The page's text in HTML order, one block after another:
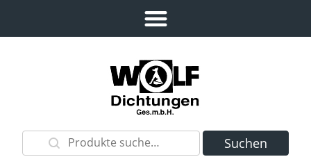
Suchen